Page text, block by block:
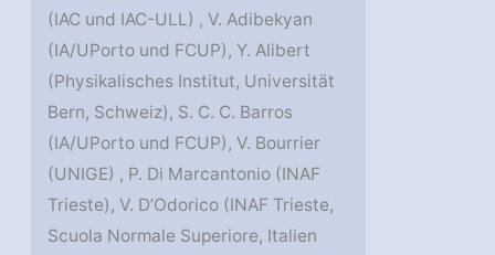
(IAC und IAC-ULL) , V. Adibekyan
(IA/UPorto und FCUP), Y. Alibert
(Physikalisches Institut, Universität
Bern, Schweiz), S. C. C. Barros
(IA/UPorto und FCUP), V. Bourrier
(UNIGE) , P. Di Marcantonio (INAF
Trieste), V. D’Odorico (INAF Trieste,
Scuola Normale Superiore, Italien